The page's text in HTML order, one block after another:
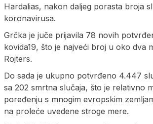
Hardalias, nakon daljeg porasta broja
koronavirusa.
Grčka je juče prijavila 78 novih
kovida19, što je najveći broj u oko dva
Rojters.
Do sada je ukupno potvrđeno 4.447
sa 202 smrtna slučaja, što je relativno
poređenju s mnogim evropskim
na proleće uvedene stroge mere.